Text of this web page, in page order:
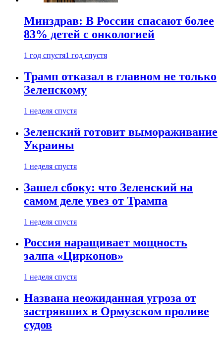
Минздрав: В России спасают более
83% детей с онкологией
1 год спустя1 год спустя
Трамп отказал в главном не только
Зеленскому
1 неделя спустя
Зеленский готовит вымораживание
Украины
1 неделя спустя
Зашел сбоку: что Зеленский на
самом деле увез от Трампа
1 неделя спустя
Россия наращивает мощность
залпа «Цирконов»
1 неделя спустя
Названа неожиданная угроза от
застрявших в Ормузском проливе
судов